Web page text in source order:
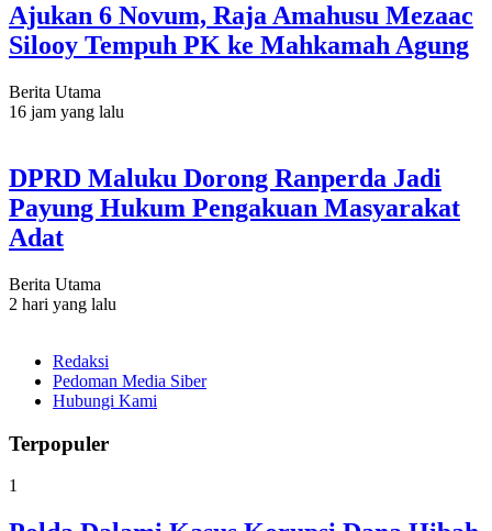
Ajukan 6 Novum, Raja Amahusu Mezaac
Silooy Tempuh PK ke Mahkamah Agung
Berita Utama
16 jam yang lalu
DPRD Maluku Dorong Ranperda Jadi
Payung Hukum Pengakuan Masyarakat
Adat
Berita Utama
2 hari yang lalu
Redaksi
Pedoman Media Siber
Hubungi Kami
Terpopuler
1